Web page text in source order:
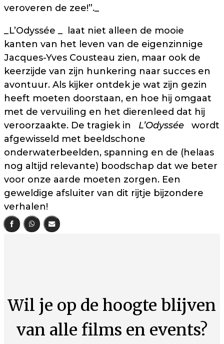
veroveren de zee!”._
_L’Odyssée _ laat niet alleen de mooie
kanten van het leven van de eigenzinnige
Jacques-Yves Cousteau zien, maar ook de
keerzijde van zijn hunkering naar succes en
avontuur. Als kijker ontdek je wat zijn gezin
heeft moeten doorstaan, en hoe hij omgaat
met de vervuiling en het dierenleed dat hij
veroorzaakte. De tragiek in L’Odyssée wordt
afgewisseld met beeldschone
onderwaterbeelden, spanning en de (helaas
nog altijd relevante) boodschap dat we beter
voor onze aarde moeten zorgen. Een
geweldige afsluiter van dit rijtje bijzondere
verhalen!
Wil je op de hoogte blijven
van alle films en events?